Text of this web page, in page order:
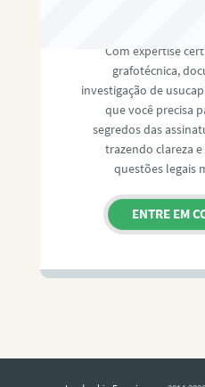
Com expertise
grafotécnica,
investigação de
que você precisa
segredos das
trazendo clareza
questões legais
ENTRE EM